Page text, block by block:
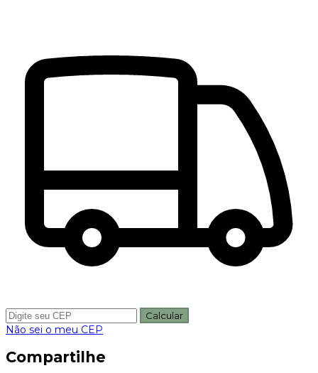
Calcular
Não sei o meu CEP
Compartilhe